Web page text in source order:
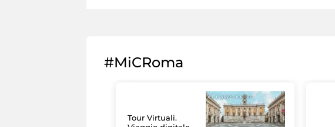
#MiCRoma
Tour Virtuali.